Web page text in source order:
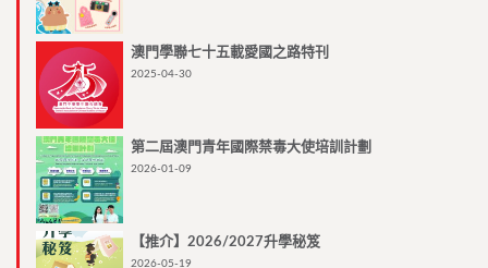
澳門學聯七十五載愛國之路特刊
2025-04-30
第二屆澳門青年國際禁毒大使培訓計劃
2026-01-09
【推介】2026/2027升學秘笈
2026-05-19